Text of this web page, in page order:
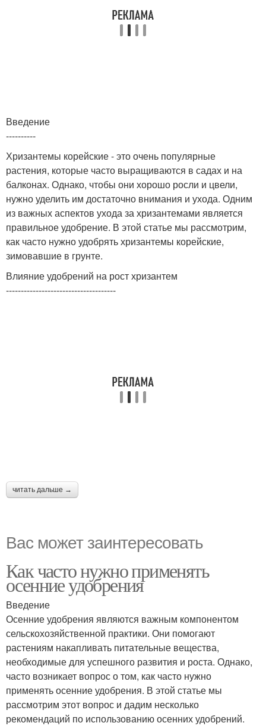
Введение
----------
Хризантемы корейские - это очень популярные
растения, которые часто выращиваются в садах и на
балконах. Однако, чтобы они хорошо росли и цвели,
нужно уделить им достаточно внимания и ухода. Одним
из важных аспектов ухода за хризантемами является
правильное удобрение. В этой статье мы рассмотрим,
как часто нужно удобрять хризантемы корейские,
зимовавшие в грунте.
Влияние удобрений на рост хризантем
-------------------------------------
читать дальше →
Вас может заинтересовать
Как часто нужно применять
осенние удобрения
Введение
Осенние удобрения являются важным компонентом
сельскохозяйственной практики. Они помогают
растениям накапливать питательные вещества,
необходимые для успешного развития и роста. Однако,
часто возникает вопрос о том, как часто нужно
применять осенние удобрения. В этой статье мы
рассмотрим этот вопрос и дадим несколько
рекомендаций по использованию осенних удобрений.